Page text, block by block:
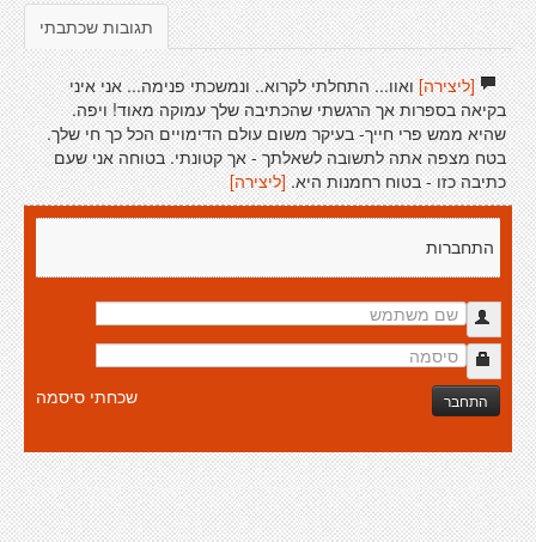
תגובות שכתבתי
[ליצירה]ואוו... התחלתי לקרוא.. ונמשכתי פנימה... אני איני
בקיאה בספרות אך הרגשתי שהכתיבה שלך עמוקה מאוד! ויפה.
שהיא ממש פרי חייך- בעיקר משום עולם הדימויים הכל כך חי שלך.
בטח מצפה אתה לתשובה לשאלתך - אך קטונתי. בטוחה אני שעם
כתיבה כזו - בטוח רחמנות היא. [ליצירה]
התחברות
התחבר שכחתי סיסמה